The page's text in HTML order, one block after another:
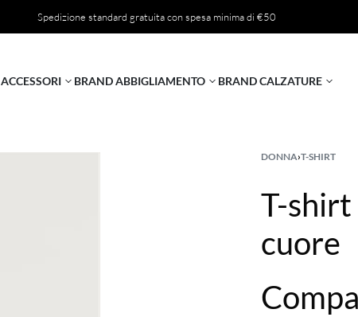
Spedizione standard gratuita con spesa minima di €50
ACCESSORI BRAND ABBIGLIAMENTO BRAND CALZATURE
DONNA›T-SHIRT
T-
cuore